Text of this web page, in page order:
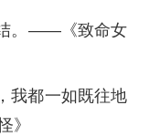
。——《致命女
我都一如既往地
》